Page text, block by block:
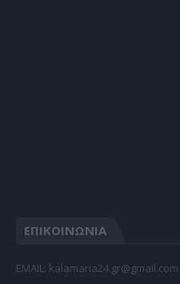
ΕΠΙΚΟΙΝΩΝΙΑ
EMAIL: